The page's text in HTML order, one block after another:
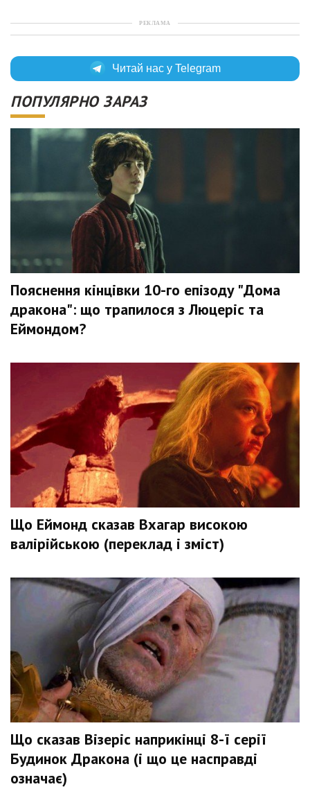
РЕКЛАМА
Читай нас у Telegram
ПОПУЛЯРНО ЗАРАЗ
Пояснення кінцівки 10-го епізоду "Дома
дракона": що трапилося з Люцеріс та
Еймондом?
Що Еймонд сказав Вхагар високою
валірійською (переклад і зміст)
Що сказав Візеріс наприкінці 8-ї серії
Будинок Дракона (і що це насправді
означає)